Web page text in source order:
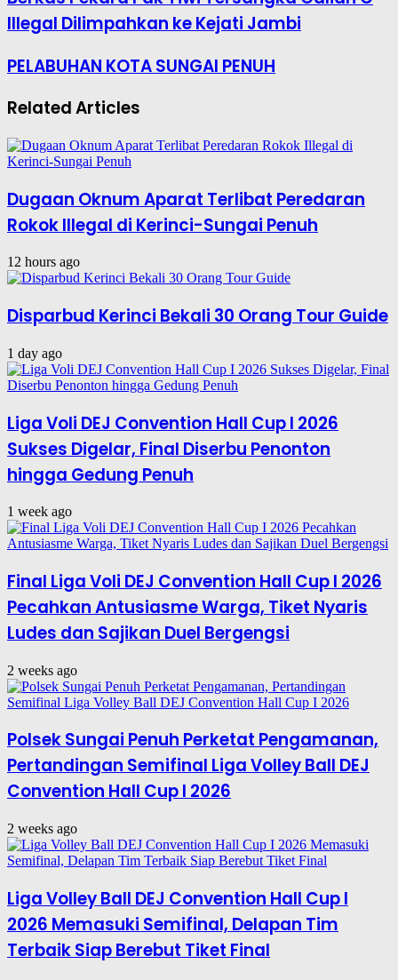
Illegal Dilimpahkan ke Kejati Jambi
PELABUHAN KOTA SUNGAI PENUH
Related Articles
Dugaan Oknum Aparat Terlibat Peredaran
Rokok Illegal di Kerinci-Sungai Penuh
12 hours ago
Disparbud Kerinci Bekali 30 Orang Tour Guide
1 day ago
Liga Voli DEJ Convention Hall Cup I 2026
Sukses Digelar, Final Diserbu Penonton
hingga Gedung Penuh
1 week ago
Final Liga Voli DEJ Convention Hall Cup I 2026
Pecahkan Antusiasme Warga, Tiket Nyaris
Ludes dan Sajikan Duel Bergengsi
2 weeks ago
Polsek Sungai Penuh Perketat Pengamanan,
Pertandingan Semifinal Liga Volley Ball DEJ
Convention Hall Cup I 2026
2 weeks ago
Liga Volley Ball DEJ Convention Hall Cup I
2026 Memasuki Semifinal, Delapan Tim
Terbaik Siap Berebut Tiket Final